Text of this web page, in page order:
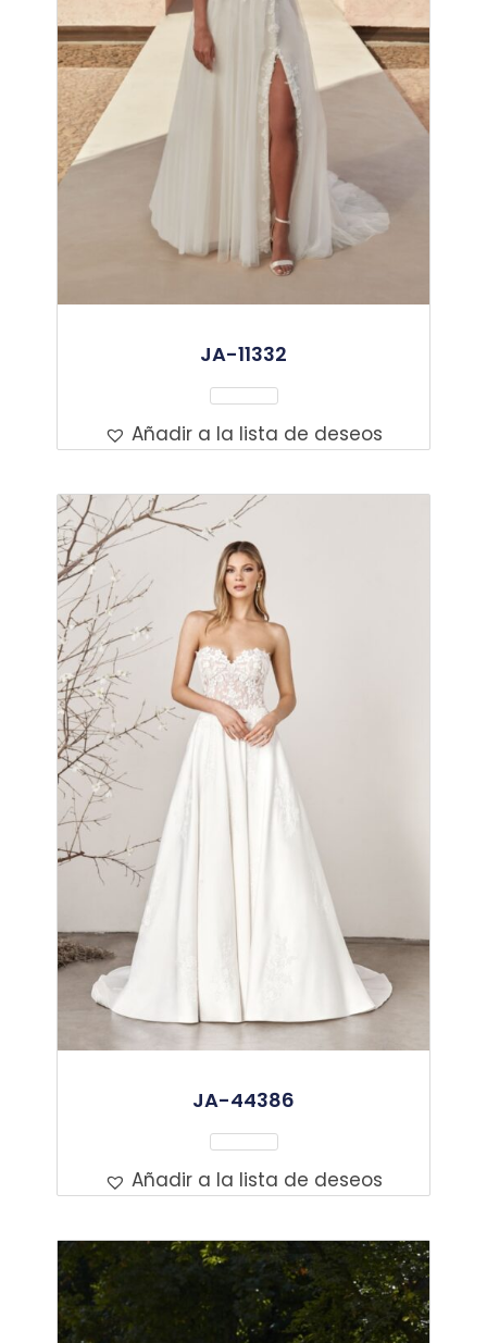
JA-11332
Leer Más
Añadir a la lista de deseos
JA-44386
Leer Más
Añadir a la lista de deseos